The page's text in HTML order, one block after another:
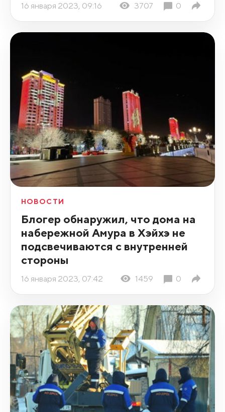
16 января 2023, 09:16 3707 0
НОВОСТИ
Блогер обнаружил, что дома на
набережной Амура в Хэйхэ не
подсвечиваются с внутренней
стороны
16 января 2023, 07:42 1459 0